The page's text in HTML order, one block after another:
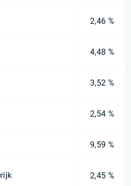
2,46 %
4,48 %
3,52 %
2,54 %
9,59 %
2,45 %